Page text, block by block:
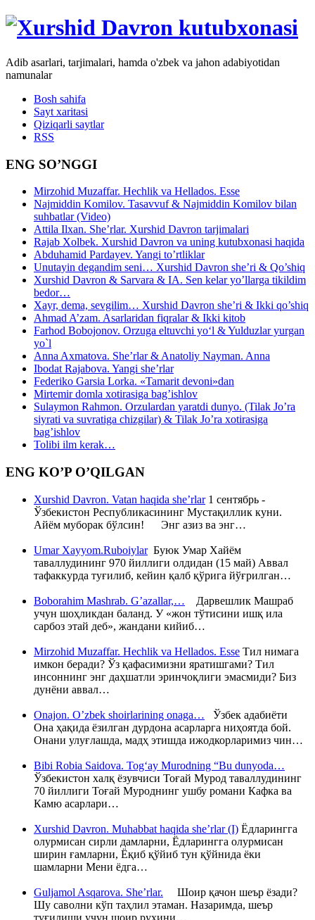
Adib asarlari, tarjimalari, hamda o'zbek va jahon adabiyotidan
namunalar
Bosh sahifa
Sayt xaritasi
Qiziqarli saytlar
RSS
ENG SO’NGGI
Mirzohid Muzaffar. Hechlik va Hellados. Esse
Najmiddin Komilov. Tasavvuf & Najmiddin Komilov bilan
suhbatlar (Video)
Attila Ilxan. She’rlar. Xurshid Davron tarjimalari
Rajab Xolbek. Xurshid Davron va uning kutubxonasi haqida
Abduhamid Pardayev. Yangi to’rtliklar
Unutayin degandim seni… Xurshid Davron she’ri & Qo’shiq
Xurshid Davron & Sarvara & IA. Sen kelar yo’llarga tikildim
bedor…
Xayr, dema, sevgilim… Xurshid Davron she’ri & Ikki qo’shiq
Ahmad A’zam. Asarlaridan fiqralar & Ikki kitob
Farhod Bobojonov. Orzuga eltuvchi yo‘l & Yulduzlar yurgan
yo`l
Anna Axmatova. She’rlar & Anatoliy Nayman. Anna
Ibodat Rajabova. Yangi she’rlar
Federiko Garsia Lorka. «Tamarit devoni»dan
Mirtemir domla xotirasiga bag’ishlov
Sulaymon Rahmon. Orzulardan yaratdi dunyo. (Tilak Jo’ra
siyrati va suvratiga chizgilar) & Tilak Jo’ra xotirasiga
bag’ishlov
Tolibi ilm kerak…
ENG KO’P O’QILGAN
Xurshid Davron. Vatan haqida she’rlar1 сентябрь -
Ўзбекистон Республикасининг Мустақиллик куни.
Айём муборак бўлсин! Энг азиз ва энг…
Umar Xayyom.RuboiylarБуюк Умар Хайём
таваллудининг 970 йиллиги олдидан (15 май) Аввал
тафаккурда туғилиб, кейин қалб қўрига йўғрилган…
Boborahim Mashrab. G’azallar,… Дарвешлик Машраб
учун шоҳликдан баланд. У «жон тўтисини ишқ ила
сарбоз этай деб», жандани кийиб…
Mirzohid Muzaffar. Hechlik va Hellados. Esse Тил нимага
имкон беради? Ўз қафасимизни яратишгами? Тил
инсоннинг энг даҳшатли эринчоқлиги эмасмиди? Биз
дунёни аввал…
Onajon. O’zbek shoirlarining onaga… Ўзбек адабиёти
Она ҳақида ёзилган дурдона асарларга ниҳоятда бой.
Онани улуғлашда, мадҳ этишда ижодкорларимиз чин…
Bibi Robia Saidova. Tog‘ay Murodning “Bu dunyoda…
Ўзбекистон халқ ёзувчиси Тоғай Мурод таваллудининг
70 йиллиги Тоғай Муроднинг ушбу романи Кафка ва
Камю асарлари…
Xurshid Davron. Muhabbat haqida she’rlar (I) Ёдларингга
олурмисан сирли дамларни, Ёдларингга олурмисан
ширин ғамларни, Ёқиб қўйиб тун қўйнида ёки
шамларни Мени ёдга…
Guljamol Asqarova. She’rlar. Шоир қачон шеър ёзади?
Шу саволни кўп таҳлил этаман. Назаримда, шеър
туғилиши учун шоир руҳини…